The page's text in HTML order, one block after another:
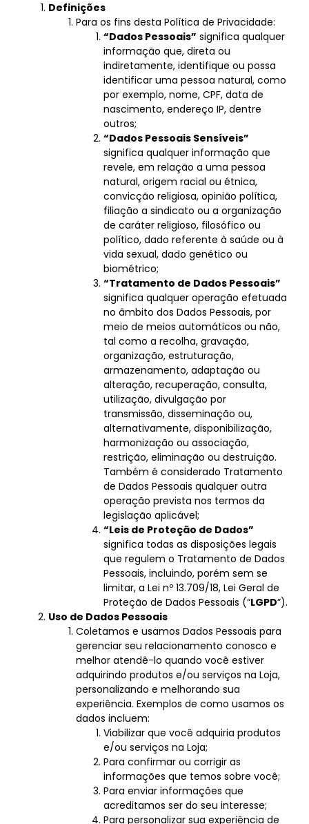
Definições
Para os fins desta Política de Privacidade:
“Dados Pessoais” significa qualquer
informação que, direta ou
indiretamente, identifique ou possa
identificar uma pessoa natural, como
por exemplo, nome, CPF, data de
nascimento, endereço IP, dentre
outros;
“Dados Pessoais Sensíveis”
significa qualquer informação que
revele, em relação a uma pessoa
natural, origem racial ou étnica,
convicção religiosa, opinião política,
filiação a sindicato ou a organização
de caráter religioso, filosófico ou
político, dado referente à saúde ou à
vida sexual, dado genético ou
biométrico;
“Tratamento de Dados Pessoais”
significa qualquer operação efetuada
no âmbito dos Dados Pessoais, por
meio de meios automáticos ou não,
tal como a recolha, gravação,
organização, estruturação,
armazenamento, adaptação ou
alteração, recuperação, consulta,
utilização, divulgação por
transmissão, disseminação ou,
alternativamente, disponibilização,
harmonização ou associação,
restrição, eliminação ou destruição.
Também é considerado Tratamento
de Dados Pessoais qualquer outra
operação prevista nos termos da
legislação aplicável;
“Leis de Proteção de Dados”
significa todas as disposições legais
que regulem o Tratamento de Dados
Pessoais, incluindo, porém sem se
limitar, a Lei nº 13.709/18, Lei Geral de
Proteção de Dados Pessoais (“LGPD”).
Uso de Dados Pessoais
Coletamos e usamos Dados Pessoais para
gerenciar seu relacionamento conosco e
melhor atendê-lo quando você estiver
adquirindo produtos e/ou serviços na Loja,
personalizando e melhorando sua
experiência. Exemplos de como usamos os
dados incluem:
Viabilizar que você adquiria produtos
e/ou serviços na Loja;
Para confirmar ou corrigir as
informações que temos sobre você;
Para enviar informações que
acreditamos ser do seu interesse;
Para personalizar sua experiência de